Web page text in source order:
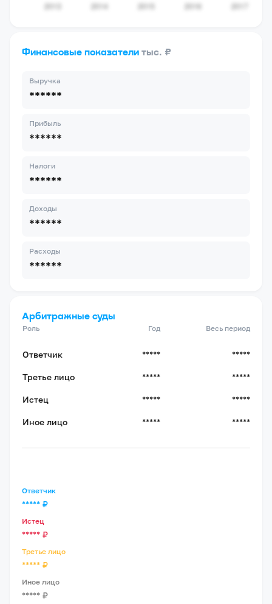
Финансовые показатели тыс. ₽
Выручка
******
Прибыль
******
Налоги
******
Доходы
******
Расходы
******
Арбитражные суды
Роль Год Весь период
Ответчик ***** *****
Третье лицо ***** *****
Истец ***** *****
Иное лицо ***** *****
Ответчик
***** ₽
Истец
***** ₽
Третье лицо
***** ₽
Иное лицо
***** ₽